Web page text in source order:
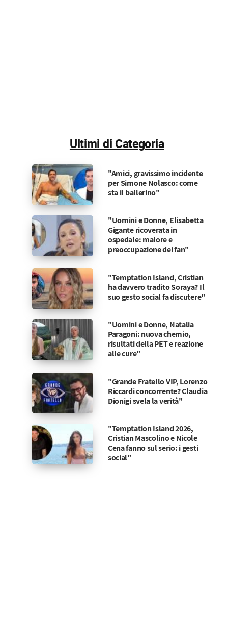
Ultimi di Categoria
"Amici, gravissimo incidente
per Simone Nolasco: come
sta il ballerino"
"Uomini e Donne, Elisabetta
Gigante ricoverata in
ospedale: malore e
preoccupazione dei fan"
"Temptation Island, Cristian
ha davvero tradito Soraya? Il
suo gesto social fa discutere"
"Uomini e Donne, Natalia
Paragoni: nuova chemio,
risultati della PET e reazione
alle cure"
"Grande Fratello VIP, Lorenzo
Riccardi concorrente? Claudia
Dionigi svela la verità"
"Temptation Island 2026,
Cristian Mascolino e Nicole
Cena fanno sul serio: i gesti
social"